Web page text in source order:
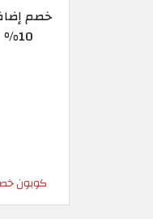
خصم
10%
كوبون